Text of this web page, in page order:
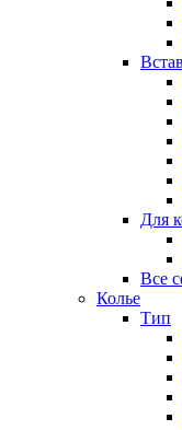
Для
Все
Колье
Тип